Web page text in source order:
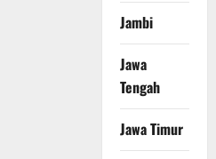
Jambi
Jawa
Tengah
Jawa Timur